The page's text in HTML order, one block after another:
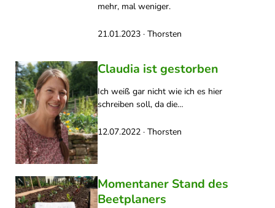
mehr, mal weniger.
21.01.2023 · Thorsten
Claudia ist gestorben
Ich weiß gar nicht wie ich es hier
schreiben soll, da die…
12.07.2022 · Thorsten
Momentaner Stand des
Beetplaners